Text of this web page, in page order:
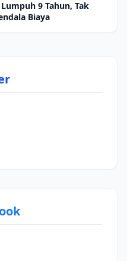
9 Tahun, Tak
Biaya